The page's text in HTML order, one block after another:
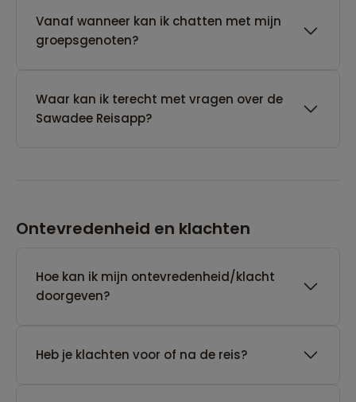
Vanaf wanneer kan ik chatten met mijn
groepsgenoten?
Waar kan ik terecht met vragen over de
Sawadee Reisapp?
Ontevredenheid en klachten
Hoe kan ik mijn ontevredenheid/klacht
doorgeven?
Heb je klachten voor of na de reis?